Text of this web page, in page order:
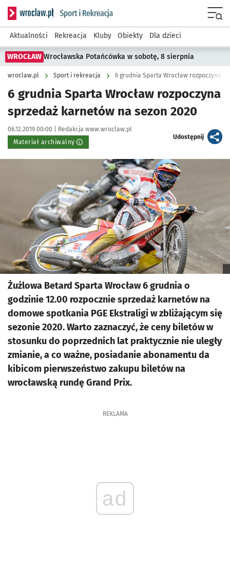
Serwis informacyjny wroclaw.pl podserwis: Sport i rekreacja
Aktualności Rekreacja Kluby Obiekty Dla dzieci
WROCŁAW Wrocławska Potańcówka w sobotę, 8 sierpnia
wroclaw.pl Sport i rekreacja 6 grudnia Sparta Wrocław rozpoczyna
6 grudnia Sparta Wrocław rozpoczyna
sprzedaż karnetów na sezon 2020
Data publikacji:
06.12.2019 00:00 | Autor:
Redakcja www.wroclaw.pl
Materiał archiwalny
Udostępnijartykuł
Żużlowa Betard Sparta Wrocław 6 grudnia o
godzinie 12.00 rozpocznie sprzedaż karnetów na
domowe spotkania PGE Ekstraligi w zbliżającym się
sezonie 2020. Warto zaznaczyć, że ceny biletów w
stosunku do poprzednich lat praktycznie nie uległy
zmianie, a co ważne, posiadanie abonamentu da
kibicom pierwszeństwo zakupu biletów na
wrocławską rundę Grand Prix.
REKLAMA
ad